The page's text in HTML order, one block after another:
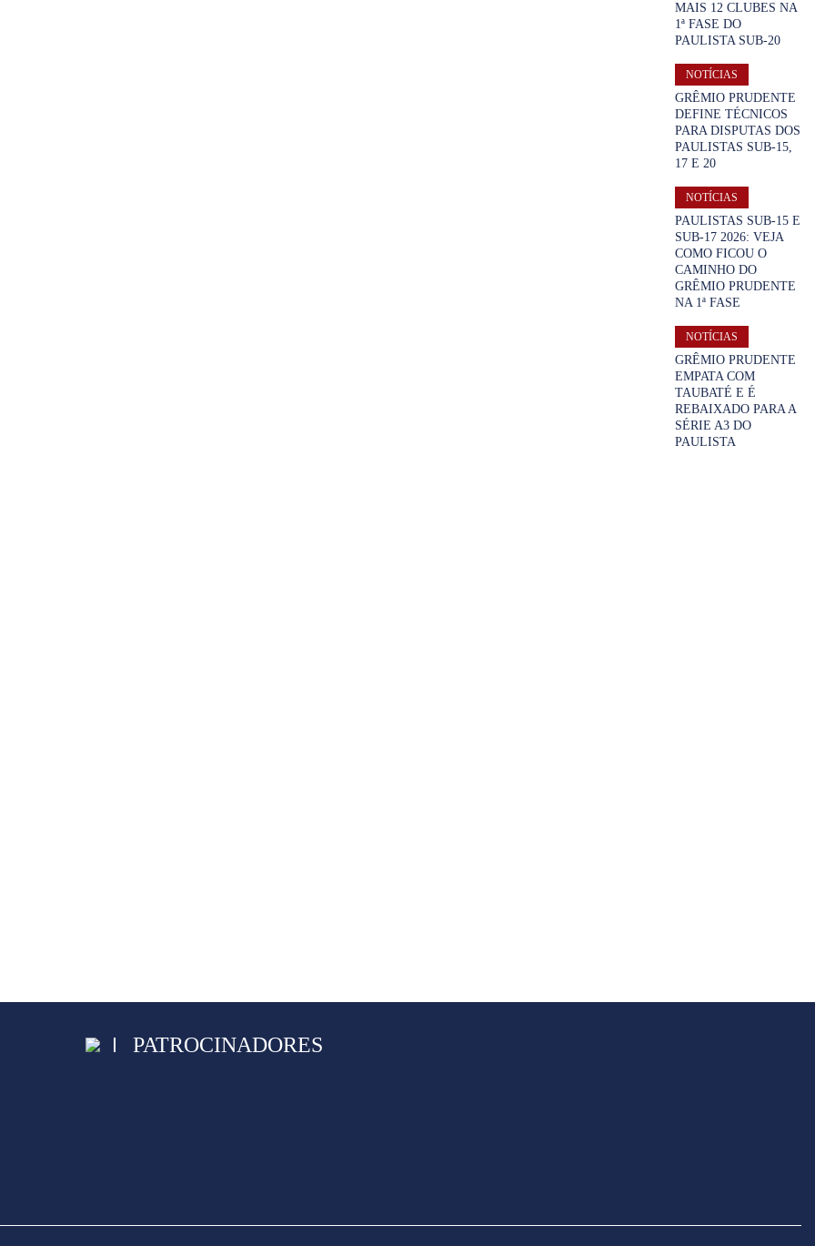
MAIS 12 CLUBES NA
1ª FASE DO
PAULISTA SUB-20
NOTÍCIAS
GRÊMIO PRUDENTE
DEFINE TÉCNICOS
PARA DISPUTAS DOS
PAULISTAS SUB-15,
17 E 20
NOTÍCIAS
PAULISTAS SUB-15 E
SUB-17 2026: VEJA
COMO FICOU O
CAMINHO DO
GRÊMIO PRUDENTE
NA 1ª FASE
NOTÍCIAS
GRÊMIO PRUDENTE
EMPATA COM
TAUBATÉ E É
REBAIXADO PARA A
SÉRIE A3 DO
PAULISTA
PATROCINADORES